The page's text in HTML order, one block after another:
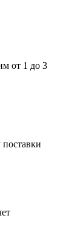
от 1 до 3
поставки